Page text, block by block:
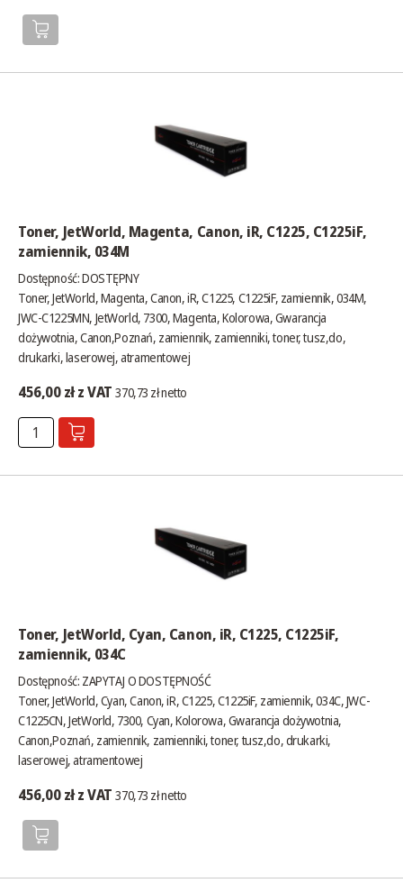
Toner, JetWorld, Magenta, Canon, iR, C1225, C1225iF,
zamiennik, 034M
Dostępność:DOSTĘPNY
Toner, JetWorld, Magenta, Canon, iR, C1225, C1225iF, zamiennik, 034M,
JWC-C1225MN, JetWorld, 7300, Magenta, Kolorowa, Gwarancja
dożywotnia, Canon,Poznań, zamiennik, zamienniki, toner, tusz,do,
drukarki, laserowej, atramentowej
456,00 zł z VAT 370,73 zł netto
Toner, JetWorld, Cyan, Canon, iR, C1225, C1225iF,
zamiennik, 034C
Dostępność: ZAPYTAJ O DOSTĘPNOŚĆ
Toner, JetWorld, Cyan, Canon, iR, C1225, C1225iF, zamiennik, 034C, JWC-
C1225CN, JetWorld, 7300, Cyan, Kolorowa, Gwarancja dożywotnia,
Canon,Poznań, zamiennik, zamienniki, toner, tusz,do, drukarki,
laserowej, atramentowej
456,00 zł z VAT 370,73 zł netto